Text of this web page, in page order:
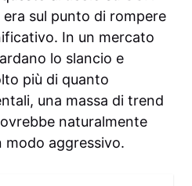
era sul punto di rompere
In un mercato
lo slancio e
più di quanto
una massa di trend
naturalmente
modo aggressivo.